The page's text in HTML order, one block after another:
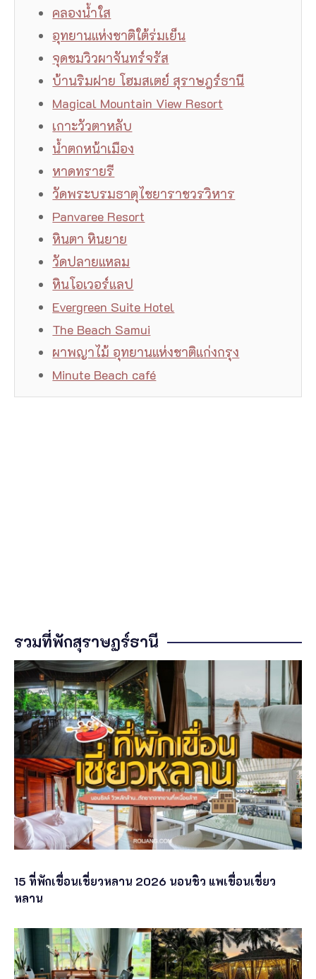
คลองน้ำใส
อุทยานแห่งชาติใต้ร่มเย็น
จุดชมวิวผาจันทร์จรัส
บ้านริมฝาย โฮมสเตย์ สุราษฎร์ธานี
Magical Mountain View Resort
เกาะวัวตาหลับ
น้ำตกหน้าเมือง
หาดทรายรี
วัดพระบรมธาตุไชยาราชวรวิหาร
Panvaree Resort
หินตา หินยาย
วัดปลายแหลม
หินโอเวอร์แลป
Evergreen Suite Hotel
The Beach Samui
ผาพญาไม้ อุทยานแห่งชาติแก่งกรุง
Minute Beach café
รวมที่พักสุราษฏร์ธานี
15 ที่พักเขื่อนเชี่ยวหลาน 2026 นอนชิว แพเขื่อนเชี่ยว
หลาน